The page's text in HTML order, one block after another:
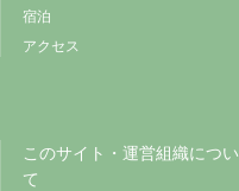
宿泊
アクセス
このサイト・運営組織につい
て